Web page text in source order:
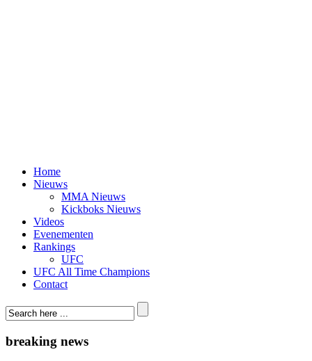
Home
Nieuws
MMA Nieuws
Kickboks Nieuws
Videos
Evenementen
Rankings
UFC
UFC All Time Champions
Contact
breaking news